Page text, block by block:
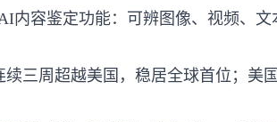
内容鉴定功能：可辨图像、视频、
三周超越美国，稳居全球首位；美